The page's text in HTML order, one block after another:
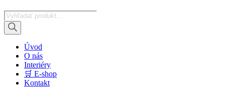
Products
search
Úvod
O nás
Interiéry
🛒 E-shop
Kontakt